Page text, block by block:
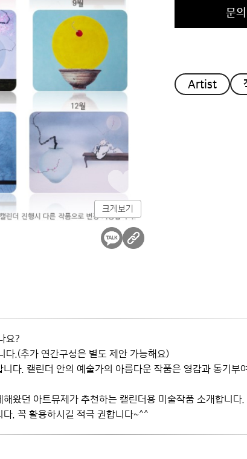
크게보기
문의
Artist
요?
다.(추가 연간구성은 별도 제안 가능해요)
다. 캘린더 안의 예술가의 아름다운 작품은 영감과 동기부
왔던 아트뮤제가 추천하는 캘린더용 미술작품 소개합니다.
. 꼭 활용하시길 적극 권합니다~^^